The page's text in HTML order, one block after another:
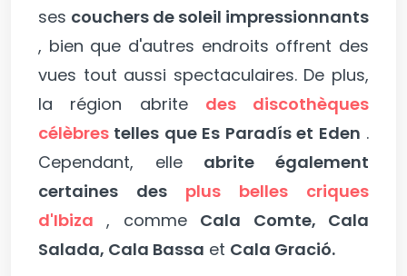
ses couchers de soleil impressionnants
, bien que d'autres endroits offrent des
vues tout aussi spectaculaires. De plus,
la région abrite des discothèques
célèbres telles que Es Paradís et Eden .
Cependant, elle abrite également
certaines des plus belles criques
d'Ibiza , comme Cala Comte, Cala
Salada, Cala Bassa et Cala Gració.